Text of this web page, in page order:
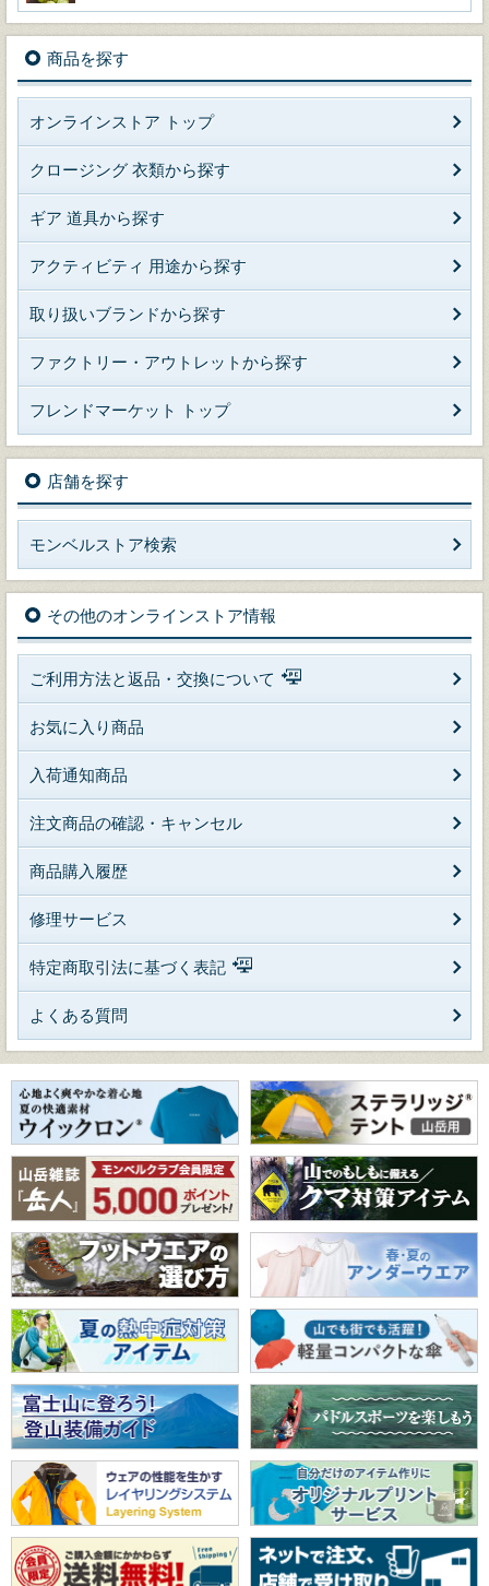
商品を探す
オンラインストア トップ
クロージング 衣類から探す
ギア 道具から探す
アクティビティ 用途から探す
取り扱いブランドから探す
ファクトリー・アウトレットから探す
フレンドマーケット トップ
店舗を探す
モンベルストア検索
その他のオンラインストア情報
ご利用方法と返品・交換について
お気に入り商品
入荷通知商品
注文商品の確認・キャンセル
商品購入履歴
修理サービス
特定商取引法に基づく表記
よくある質問